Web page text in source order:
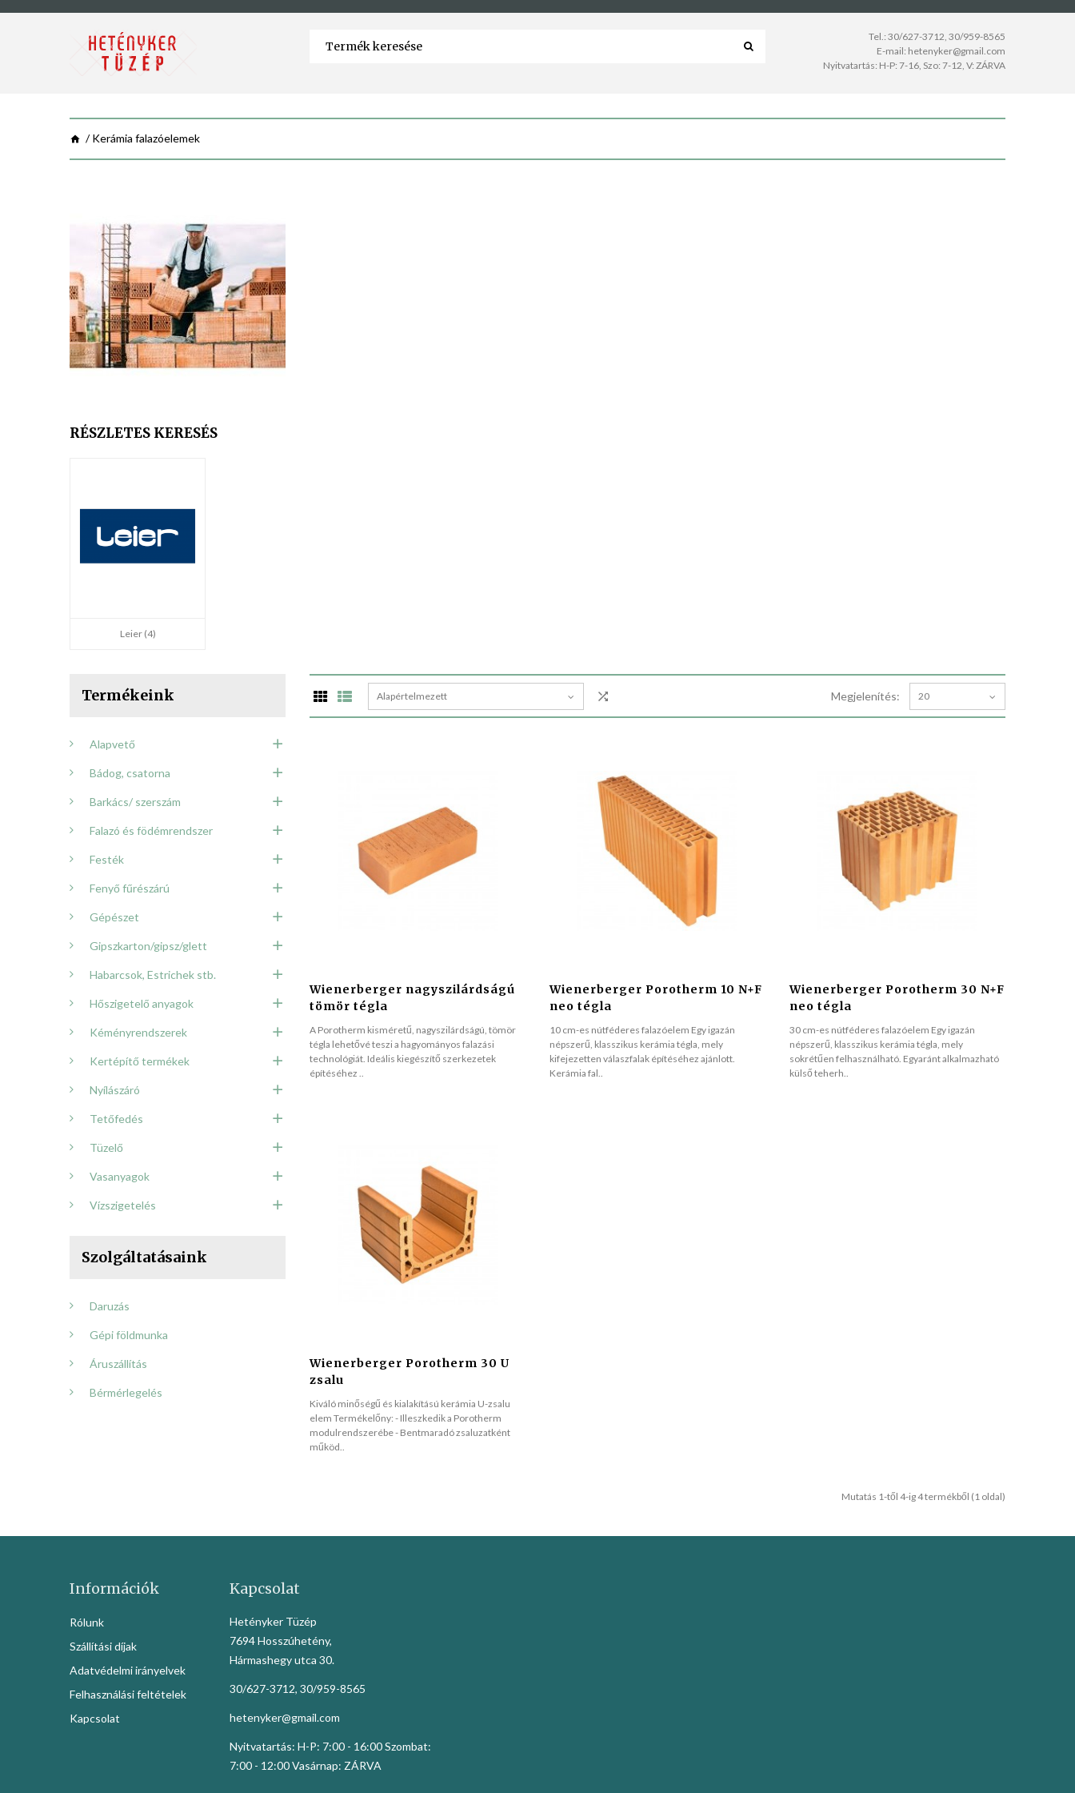
Tel.: 30/627-3712, 30/959-8565
E-mail: hetenyker@gmail.com
Nyitvatartás: H-P: 7-16, Szo: 7-12, V: ZÁRVA
Kerámia falazóelemek
RÉSZLETES KERESÉS
Leier (4)
Termékeink
Alapvető
Bádog, csatorna
Barkács/ szerszám
Falazó és födémrendszer
Festék
Fenyő fűrészárú
Gépészet
Gipszkarton/gipsz/glett
Habarcsok, Estrichek stb.
Hőszigetelő anyagok
Kéményrendszerek
Kertépítő termékek
Nyílászáró
Tetőfedés
Tüzelő
Vasanyagok
Vízszigetelés
Szolgáltatásaink
Daruzás
Gépi földmunka
Áruszállítás
Bérmérlegelés
Alapértelmezett Megjelenítés: 20
Wienerberger nagyszilárdságú
tömör tégla
A Porotherm kisméretű, nagyszilárdságú, tömör
tégla lehetővé teszi a hagyományos falazási
technológiát. Ideális kiegészítő szerkezetek
építéséhez ..
Wienerberger Porotherm 10 N+F
neo tégla
10 cm-es nútféderes falazóelem Egy igazán
népszerű, klasszikus kerámia tégla, mely
kifejezetten válaszfalak építéséhez ajánlott.
Kerámia fal..
Wienerberger Porotherm 30 N+F
neo tégla
30 cm-es nútféderes falazóelem Egy igazán
népszerű, klasszikus kerámia tégla, mely
sokrétűen felhasználható. Egyaránt alkalmazható
külső teherh..
Wienerberger Porotherm 30 U
zsalu
Kiváló minőségű és kialakítású kerámia U-zsalu
elem Termékelőny: - Illeszkedik a Porotherm
modulrendszerébe - Bentmaradó zsaluzatként
működ..
Mutatás 1-től 4-ig 4 termékből (1 oldal)
Információk
Rólunk
Szállítási díjak
Adatvédelmi irányelvek
Felhasználási feltételek
Kapcsolat
Kapcsolat
Hetényker Tüzép
7694 Hosszúhetény,
Hármashegy utca 30.
30/627-3712, 30/959-8565
hetenyker@gmail.com
Nyitvatartás: H-P: 7:00 - 16:00 Szombat:
7:00 - 12:00 Vasárnap: ZÁRVA